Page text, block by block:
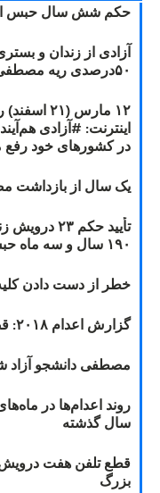
حکم شش سال حبس
آزادی از زندان و
۵۰درصدی ریه مصطفی دانشجو
۱۲ مارس
در کشورهای خود
یک سال از بازداشت
تأیید حکم
۱۹۰ سال و سه ماه حبس برای ۲۳ درویش گنابادی قطعی شد
خطر از دست دادن
گزارش اعدام ۲۰۱۸: قصاص و بخشش
مصطفی دانشجو آزاد
سال گذشته
قطع تلفن هفت
بزرگ